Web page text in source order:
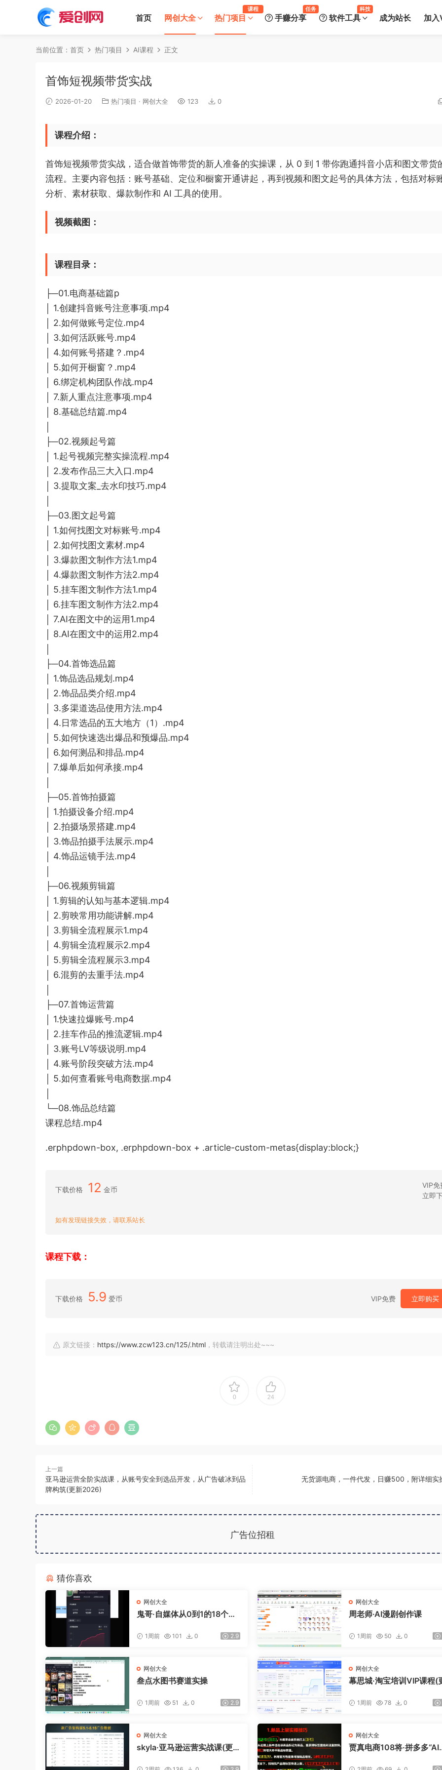
首页 网创大全 热门项目
课程
手赚分享
任务
软件工具
科技
成为站长 加入
当前位置： 首页 热门项目 AI课程 正文
首饰短视频带货实战
2026-01-20 热门项目 · 网创大全 123 0
课程介绍：
首饰短视频带货实战，适合做首饰带货的新人准备的实操课，从 0 到 1 带你跑通抖音小店和图文带货
流程。主要内容包括：账号基础、定位和橱窗开通讲起，再到视频和图文起号的具体方法，包括对标
分析、素材获取、爆款制作和 AI 工具的使用。
视频截图：
课程目录：
├─01.电商基础篇p
│ 1.创建抖音账号注意事项.mp4
│ 2.如何做账号定位.mp4
│ 3.如何活跃账号.mp4
│ 4.如何账号搭建？.mp4
│ 5.如何开橱窗？.mp4
│ 6.绑定机构团队作战.mp4
│ 7.新人重点注意事项.mp4
│ 8.基础总结篇.mp4
├─02.视频起号篇
│ 1.起号视频完整实操流程.mp4
│ 2.发布作品三大入口.mp4
│ 3.提取文案_去水印技巧.mp4
├─03.图文起号篇
│ 1.如何找图文对标账号.mp4
│ 2.如何找图文素材.mp4
│ 3.爆款图文制作方法1.mp4
│ 4.爆款图文制作方法2.mp4
│ 5.挂车图文制作方法1.mp4
│ 6.挂车图文制作方法2.mp4
│ 7.AI在图文中的运用1.mp4
│ 8.AI在图文中的运用2.mp4
├─04.首饰选品篇
│ 1.饰品选品规划.mp4
│ 2.饰品品类介绍.mp4
│ 3.多渠道选品使用方法.mp4
│ 4.日常选品的五大地方（1）.mp4
│ 5.如何快速选出爆品和预爆品.mp4
│ 6.如何测品和排品.mp4
│ 7.爆单后如何承接.mp4
├─05.首饰拍摄篇
│ 1.拍摄设备介绍.mp4
│ 2.拍摄场景搭建.mp4
│ 3.饰品拍摄手法展示.mp4
│ 4.饰品运镜手法.mp4
├─06.视频剪辑篇
│ 1.剪辑的认知与基本逻辑.mp4
│ 2.剪映常用功能讲解.mp4
│ 3.剪辑全流程展示1.mp4
│ 4.剪辑全流程展示2.mp4
│ 5.剪辑全流程展示3.mp4
│ 6.混剪的去重手法.mp4
├─07.首饰运营篇
│ 1.快速拉爆账号.mp4
│ 2.挂车作品的推流逻辑.mp4
│ 3.账号LV等级说明.mp4
│ 4.账号阶段突破方法.mp4
│ 5.如何查看账号电商数据.mp4
└─08.饰品总结篇
课程总结.mp4
.erphpdown-box, .erphpdown-box + .article-custom-metas{display:block;}
下载价格 12 金币
VIP免
立即
如有发现链接失效，请联系站长
课程下载：
下载价格 5.9 爱币 VIP免费 立即购买
原文链接： https://www.zcw123.cn/125/.html ，转载请注明出处~~~
0 24
上一篇
亚马逊运营全阶实战课，从账号安全到选品开发，从广告破冰到品
牌构筑(更新2026)
无货源电商，一件代发，日赚500，附详细实
广告位招租
猜你喜欢
网创大全
鬼哥·自媒体从0到1的18个锦
1周前 101 0 2.9
网创大全
周老师·AI漫剧创作课
1周前 50 0
网创大全
叁点水图书赛道实操
1周前 51 0 2.9
网创大全
幕思城·淘宝培训VIP课程(
1周前 78 0
网创大全
skyla·亚马逊运营实战课(更
网创大全
贾真电商108将·拼多多“AI
(更新)